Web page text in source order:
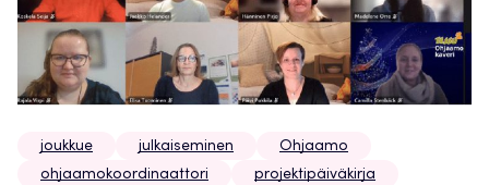
joukkue julkaiseminen
Ohjaamo
ohjaamokoordinaattori
projektipäiväkirja